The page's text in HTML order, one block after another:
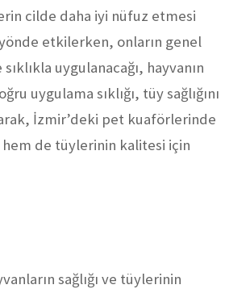
cilde daha iyi nüfuz etmesi
yönde etkilerken, onların genel
uygulanacağı, hayvanın
uygulama sıklığı, tüy sağlığını
İzmir’deki pet kuaförlerinde
hem de tüylerinin kalitesi için
sağlığı ve tüylerinin